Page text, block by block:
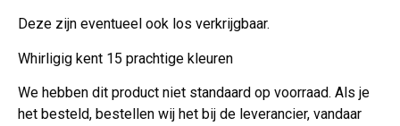
Deze zijn eventueel ook los verkrijgbaar.
Whirligig kent 15 prachtige kleuren
We hebben dit product niet standaard op voorraad. Als je
het besteld, bestellen wij het bij de leverancier, vandaar